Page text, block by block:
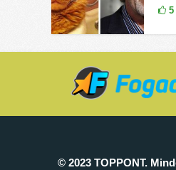
5
© 2023 TOPPONT.